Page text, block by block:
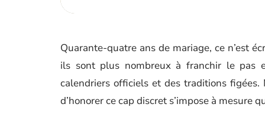
Quarante-quatre ans de mariage, ce n’est
ils sont plus nombreux à franchir le pas
calendriers officiels et des traditions figées.
d’honorer ce cap discret s’impose à mesure